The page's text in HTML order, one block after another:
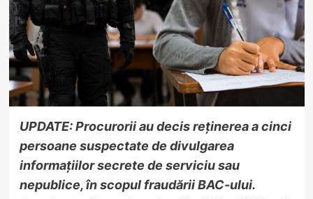
UPDATE: Procurorii au decis reținerea a cinci
persoane suspectate de divulgarea
informațiilor secrete de serviciu sau
nepublice, în scopul fraudării BAC-ului.